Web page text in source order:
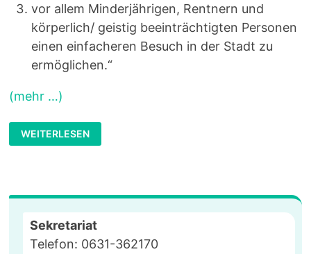
vor allem Minderjährigen, Rentnern und
körperlich/ geistig beeinträchtigten Personen
einen einfacheren Besuch in der Stadt zu
ermöglichen.“
(mehr …)
MIT
FREUNDLICHEN
GRÜSSEN, I
YMNASIUM
WEITERLESEN
Sekretariat
Telefon: 0631-362170